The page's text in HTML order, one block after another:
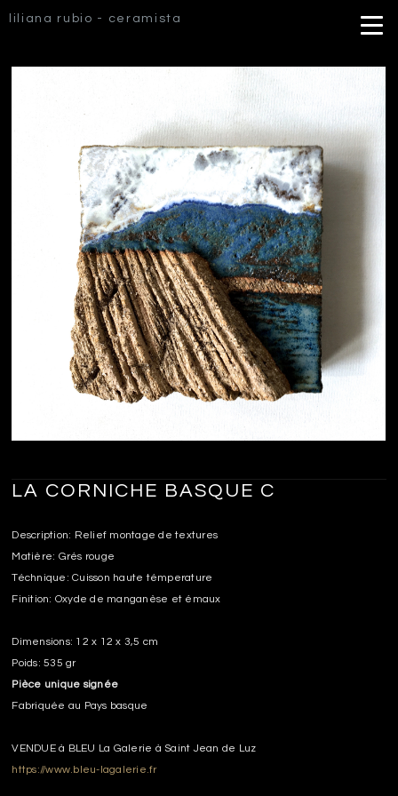
liliana rubio - ceramista
LA CORNICHE BASQUE C
Description: Relief montage de textures
Matière: Grés rouge
Téchnique: Cuisson haute témperature
Finition: Oxyde de manganèse et émaux
Dimensions: 12 x 12 x 3,5 cm
Poids: 535 gr
Pièce unique signée
Fabriquée au Pays basque
VENDUE à BLEU La Galerie à Saint Jean de Luz
https://www.bleu-lagalerie.fr